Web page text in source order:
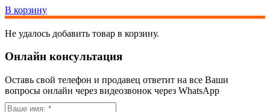
В корзину
Не удалось добавить товар в корзину.
Онлайн консультация
Оставь свой телефон и продавец ответит на все Ваши
вопросы онлайн через видеозвонок через WhatsApp